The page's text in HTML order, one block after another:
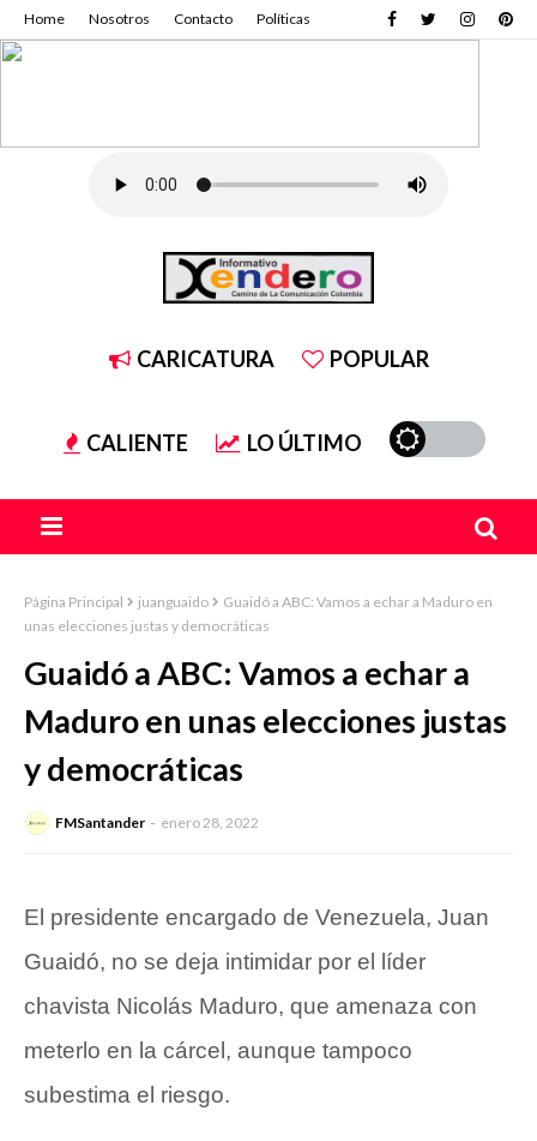
Home Nosotros Contacto Políticas
CARICATURA POPULAR
CALIENTE LO ÚLTIMO
Página Principal juanguaido
Guaidó a ABC: Vamos a echar a Maduro en
unas elecciones justas y democráticas
Guaidó a ABC: Vamos a echar a
Maduro en unas elecciones justas
y democráticas
FMSantander enero 28, 2022
El presidente encargado de Venezuela, Juan
Guaidó, no se deja intimidar por el líder
chavista Nicolás Maduro, que amenaza con
meterlo en la cárcel, aunque tampoco
subestima el riesgo.